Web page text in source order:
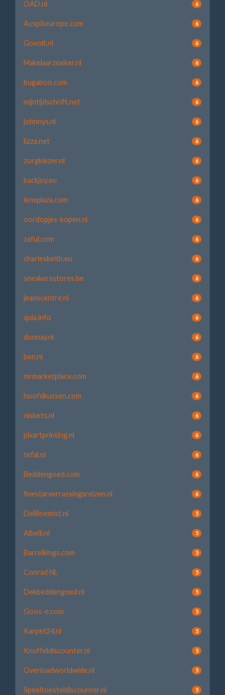
OAD.nl 6
Auspiteurope.com 6
Govolt.nl 6
Makelaarzoeker.nl 6
bugaboo.com 6
mijntijdschrift.net 6
johnnys.nl 6
lizza.net 6
zorgkiezer.nl 6
backjoy.eu 6
lensplaza.com 6
oordopjes-kopen.nl 6
zaful.com 6
charleskeith.eu 6
sneakersstores.be 6
jeanscentre.nl 6
qula.info 6
donnay.nl 6
ben.nl 6
mrmarketplace.com 6
hoofdkussen.com 6
nisbets.nl 6
pixartprinting.nl 6
tefal.nl 6
Beddengoed.com 6
fivestarverrassingsreizen.nl 6
DeBloemist.nl 5
Albelli.nl 5
Barrelkings.com 5
Conrad NL 5
Dekbeddengoed.nl 5
Goos-e.com 5
Karpet24.nl 5
Knuffeldiscounter.nl 5
Overloadworldwide.nl 5
Speeltoesteldiscounter.nl 5